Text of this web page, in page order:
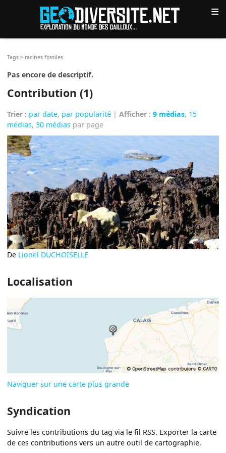
≡
Tags > racines fossiles
Pas encore de descriptif.
Contribution (1)
Trier : par date, par popularité |Afficher :9 médias, 15
médias,30 médias par page
De Lionel DUCHOISELLE
Localisation
Naviguer sur une carte plus grande
Syndication
Suivre les contributions du tag via le fil RSS. Exporter la carte
de ces contributions vers un autre outil de cartographie.